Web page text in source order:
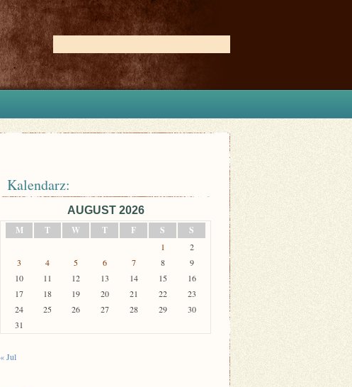
Kalendarz:
AUGUST 2026
M
T W T F S S
1
2
3
4 5 6 7 8
9
10
11 12 13 14 15
16
17
18 19 20 21 22
23
24
25 26 27 28 29
30
31
« Jul